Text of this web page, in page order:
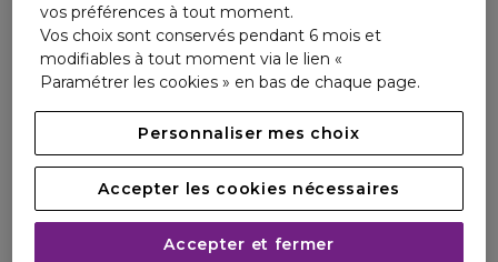
vos préférences à tout moment.
Vos choix sont conservés pendant 6 mois et
modifiables à tout moment via le lien «
Paramétrer les cookies » en bas de chaque page.
Personnaliser mes choix
Accepter les cookies nécessaires
Accepter et fermer